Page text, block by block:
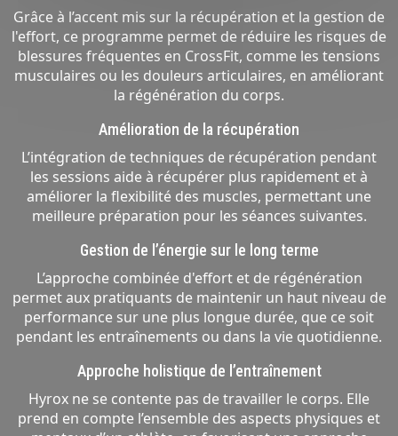
Grâce à l’accent mis sur la récupération et la gestion de
l'effort, ce programme permet de réduire les risques de
blessures fréquentes en CrossFit, comme les tensions
musculaires ou les douleurs articulaires, en améliorant
la régénération du corps.
Amélioration de la récupération
L’intégration de techniques de récupération pendant
les sessions aide à récupérer plus rapidement et à
améliorer la flexibilité des muscles, permettant une
meilleure préparation pour les séances suivantes.
Gestion de l’énergie sur le long terme
L’approche combinée d'effort et de régénération
permet aux pratiquants de maintenir un haut niveau de
performance sur une plus longue durée, que ce soit
pendant les entraînements ou dans la vie quotidienne.
Approche holistique de l’entraînement
Hyrox ne se contente pas de travailler le corps. Elle
prend en compte l’ensemble des aspects physiques et